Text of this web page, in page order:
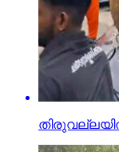
തിരുവല്ലയില്‍